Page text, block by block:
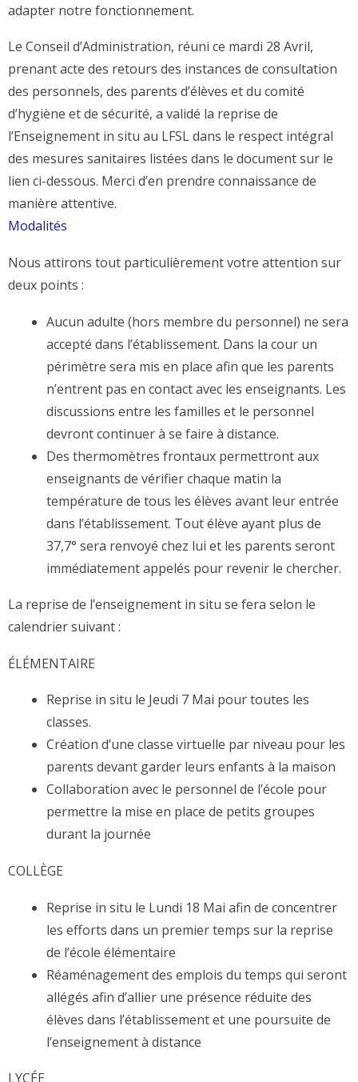
adapter notre fonctionnement.
Le Conseil d’Administration, réuni ce mardi 28 Avril,
prenant acte des retours des instances de consultation
des personnels, des parents d’élèves et du comité
d’hygiène et de sécurité, a validé la reprise de
l’Enseignement in situ au LFSL dans le respect intégral
des mesures sanitaires listées dans le document sur le
lien ci-dessous. Merci d’en prendre connaissance de
manière attentive.
Modalités
Nous attirons tout particulièrement votre attention sur
deux points :
Aucun adulte (hors membre du personnel) ne sera
accepté dans l’établissement. Dans la cour un
périmètre sera mis en place afin que les parents
n’entrent pas en contact avec les enseignants. Les
discussions entre les familles et le personnel
devront continuer à se faire à distance.
Des thermomètres frontaux permettront aux
enseignants de vérifier chaque matin la
température de tous les élèves avant leur entrée
dans l’établissement. Tout élève ayant plus de
37,7° sera renvoyé chez lui et les parents seront
immédiatement appelés pour revenir le chercher.
La reprise de l’enseignement in situ se fera selon le
calendrier suivant :
ÉLÉMENTAIRE
Reprise in situ le Jeudi 7 Mai pour toutes les
classes.
Création d’une classe virtuelle par niveau pour les
parents devant garder leurs enfants à la maison
Collaboration avec le personnel de l’école pour
permettre la mise en place de petits groupes
durant la journée
COLLÈGE
Reprise in situ le Lundi 18 Mai afin de concentrer
les efforts dans un premier temps sur la reprise
de l’école élémentaire
Réaménagement des emplois du temps qui seront
allégés afin d’allier une présence réduite des
élèves dans l’établissement et une poursuite de
l’enseignement à distance
LYCÉE